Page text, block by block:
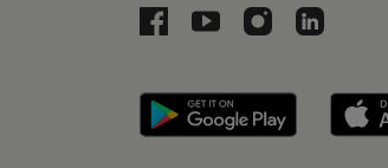
Libri a Facebookon
Libri a Youtube-on
Libri azLibri a
Libri